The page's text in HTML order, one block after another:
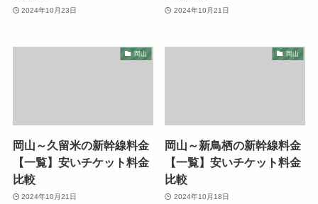
2024年10月23日 2024年10月21日
岡山
岡山～久留米の新幹線料金
【一覧】安いチケット料金
比較
2024年10月21日
岡山
岡山～新鳥栖の新幹線料金
【一覧】安いチケット料金
比較
2024年10月18日